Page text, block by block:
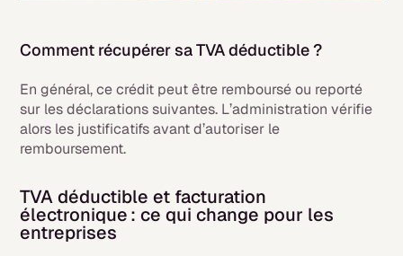
Comment récupérer sa TVA déductible ?
En général, ce crédit peut être remboursé ou reporté
sur les déclarations suivantes. L’administration vérifie
alors les justificatifs avant d’autoriser le
remboursement.
TVA déductible et facturation
électronique : ce qui change pour les
entreprises